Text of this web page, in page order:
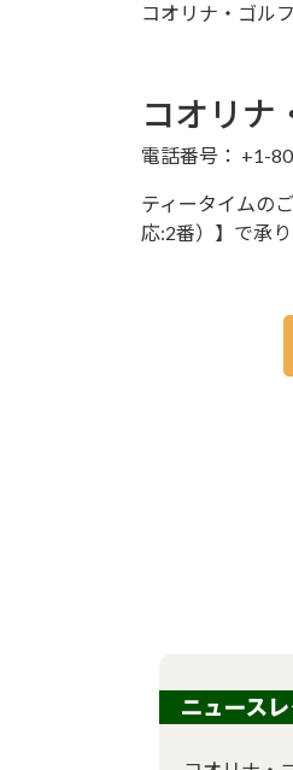
コオリナ・ゴル
コオリナ
電話番号： +1-
ティータイムのご
応:2番）】で承